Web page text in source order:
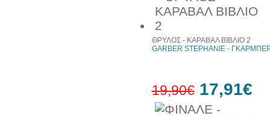
ΘΡΥΛΟΣ - ΚΑΡΑΒΑΛ ΒΙΒΛΙΟ 2
GARBER STEPHANIE -
19,90€ 17,91€